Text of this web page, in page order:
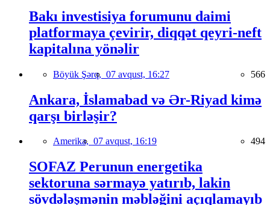
Bakı investisiya forumunu daimi
platformaya çevirir, diqqət qeyri-neft
kapitalına yönəlir
Böyük Şərq, 07 avqust, 16:27 566
Ankara, İslamabad və Ər-Riyad kimə
qarşı birləşir?
Amerika, 07 avqust, 16:19 494
SOFAZ Perunun energetika
sektoruna sərmayə yatırıb, lakin
sövdələşmənin məbləğini açıqlamayıb